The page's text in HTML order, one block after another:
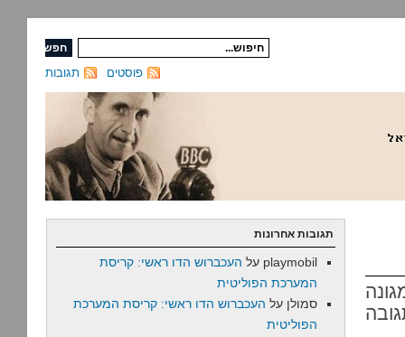
תגובות פוסטים
תגובות אחרונות
playmobil על העכברוש הדו ראשי: קריסת
המערכת הפוליטית
סמולן על העכברוש הדו ראשי: קריסת המערכת
הפוליטית